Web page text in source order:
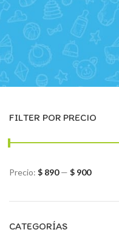
FILTER POR PRECIO
Precio: $ 890— $ 900
CATEGORÍAS